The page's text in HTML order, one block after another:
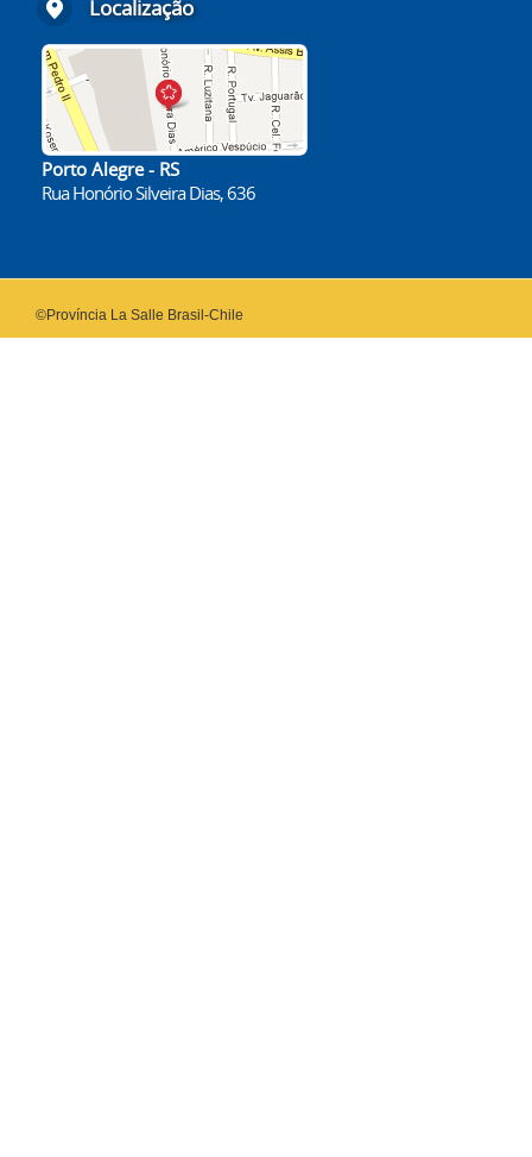
Localização
Porto Alegre - RS
Rua Honório Silveira Dias, 636
©Província La Salle Brasil-Chile